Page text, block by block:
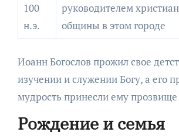
100
н.э.
руководителем
общины в этом городе
Иоанн Богослов прожил свое
изучении и служении Богу, а его
мудрость принесли ему прозвище
Рождение и семья